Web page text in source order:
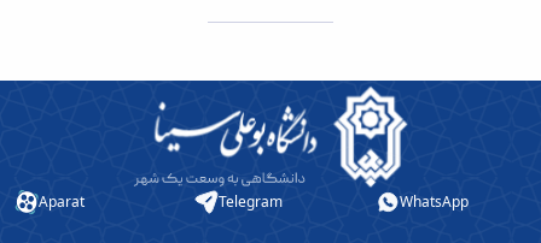
Aparat Telegram WhatsApp